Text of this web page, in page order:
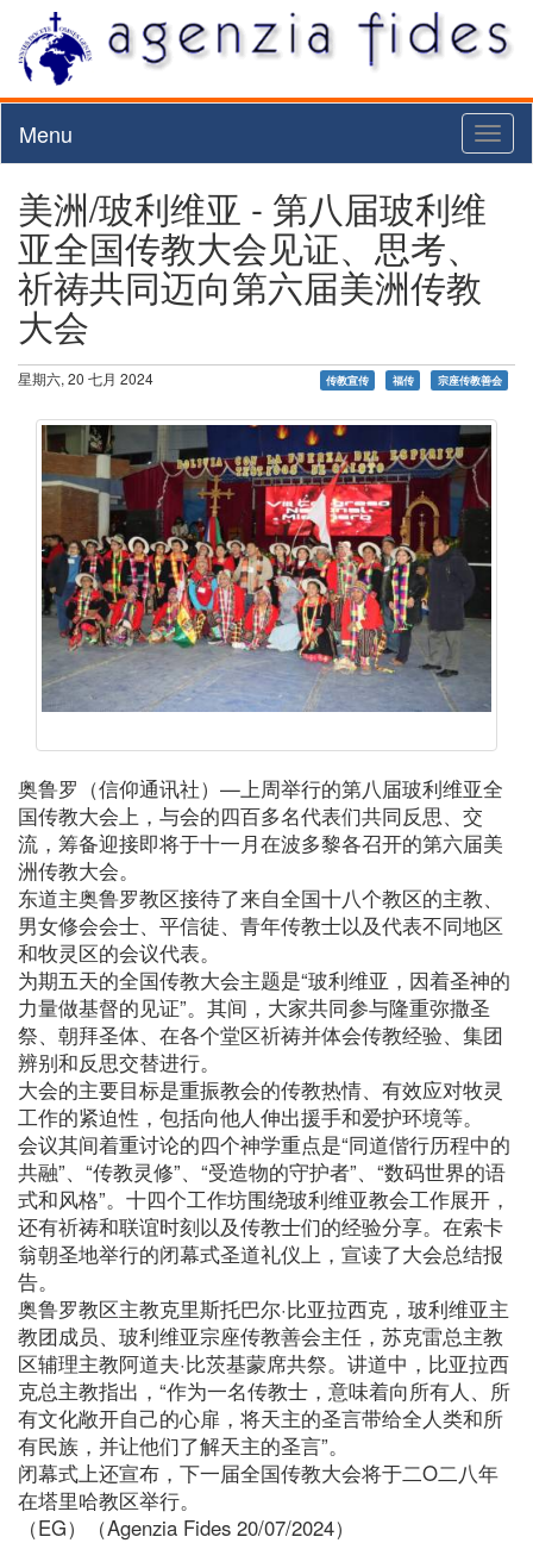
Menu
美洲/玻利维亚 - 第八届玻利维
亚全国传教大会见证、思考、
祈祷共同迈向第六届美洲传教
大会
星期六, 20 七月 2024 传教宣传 福传 宗座传教善会
奥鲁罗（信仰通讯社）—上周举行的第八届玻利维亚全
国传教大会上，与会的四百多名代表们共同反思、交
流，筹备迎接即将于十一月在波多黎各召开的第六届美
洲传教大会。
东道主奥鲁罗教区接待了来自全国十八个教区的主教、
男女修会会士、平信徒、青年传教士以及代表不同地区
和牧灵区的会议代表。
为期五天的全国传教大会主题是“玻利维亚，因着圣神的
力量做基督的见证”。其间，大家共同参与隆重弥撒圣
祭、朝拜圣体、在各个堂区祈祷并体会传教经验、集团
辨别和反思交替进行。
大会的主要目标是重振教会的传教热情、有效应对牧灵
工作的紧迫性，包括向他人伸出援手和爱护环境等。
会议其间着重讨论的四个神学重点是“同道偕行历程中的
共融”、“传教灵修”、“受造物的守护者”、“数码世界的语
式和风格”。十四个工作坊围绕玻利维亚教会工作展开，
还有祈祷和联谊时刻以及传教士们的经验分享。在索卡
翁朝圣地举行的闭幕式圣道礼仪上，宣读了大会总结报
告。
奥鲁罗教区主教克里斯托巴尔·比亚拉西克，玻利维亚主
教团成员、玻利维亚宗座传教善会主任，苏克雷总主教
区辅理主教阿道夫·比茨基蒙席共祭。讲道中，比亚拉西
克总主教指出，“作为一名传教士，意味着向所有人、所
有文化敞开自己的心扉，将天主的圣言带给全人类和所
有民族，并让他们了解天主的圣言”。
闭幕式上还宣布，下一届全国传教大会将于二O二八年
在塔里哈教区举行。
（EG）（Agenzia Fides 20/07/2024）